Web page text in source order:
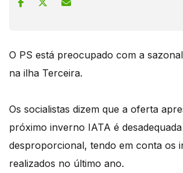
O PS está preocupado com a
na ilha Terceira.
Os socialistas dizem que a oferta
próximo inverno IATA é
desproporcional, tendo em conta os
realizados no último ano.